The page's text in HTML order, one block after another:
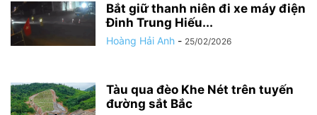
Bắt giữ thanh niên đi xe máy điện
Đinh Trung Hiếu...
Hoàng Hải Anh - 25/02/2026
Tàu qua đèo Khe Nét trên tuyến
đường sắt Bắc